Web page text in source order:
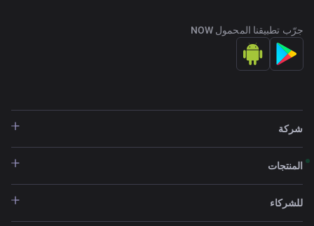
جرّب تطبيقنا المحمول NOW
شركة
المنتجات
للشركاء